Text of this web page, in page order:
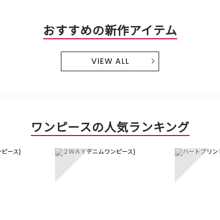
おすすめの新作アイテム
VIEW ALL
ワンピースの人気ランキング
3 4